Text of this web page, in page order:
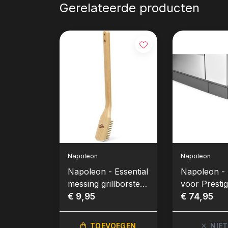
Gerelateerde producten
Napoleon
Napoleon - Essential
messing grillborstel
met houten handvat
€ 9,95
TOEVOEGEN
Napoleon
Napoleon -
voor
665V
€ 74,95